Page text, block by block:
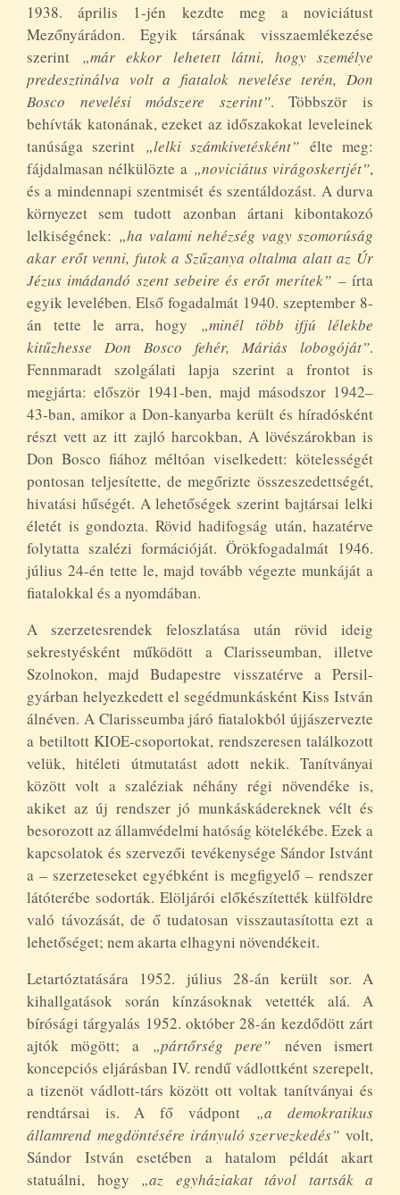
1938. április 1-jén kezdte meg a noviciátust
Mezőnyárádon. Egyik társának visszaemlékezése
szerint „már ekkor lehetett látni, hogy személye
predesztinálva volt a fiatalok nevelése terén, Don
Bosco nevelési módszere szerint”. Többször is
behívták katonának, ezeket az időszakokat leveleinek
tanúsága szerint „lelki számkivetésként” élte meg:
fájdalmasan nélkülözte a „noviciátus virágoskertjét”,
és a mindennapi szentmisét és szentáldozást. A durva
környezet sem tudott azonban ártani kibontakozó
lelkiségének: „ha valami nehézség vagy szomorúság
akar erőt venni, futok a Szűzanya oltalma alatt az Úr
Jézus imádandó szent sebeire és erőt merítek”– írta
egyik levelében. Első fogadalmát 1940. szeptember 8-
án tette le arra, hogy „minél több ifjú lélekbe
kitűzhesse Don Bosco fehér, Máriás lobogóját”.
Fennmaradt szolgálati lapja szerint a frontot is
megjárta: először 1941-ben, majd másodszor 1942–
43-ban, amikor a Don-kanyarba került és híradósként
részt vett az itt zajló harcokban, A lövészárokban is
Don Bosco fiához méltóan viselkedett: kötelességét
pontosan teljesítette, de megőrizte összeszedettségét,
hivatási hűségét. A lehetőségek szerint bajtársai lelki
életét is gondozta. Rövid hadifogság után, hazatérve
folytatta szalézi formációját. Örökfogadalmát 1946.
július 24-én tette le, majd tovább végezte munkáját a
fiatalokkal és a nyomdában.
A szerzetesrendek feloszlatása után rövid ideig
sekrestyésként működött a Clarisseumban, illetve
Szolnokon, majd Budapestre visszatérve a Persil-
gyárban helyezkedett el segédmunkásként Kiss István
álnéven. A Clarisseumba járó fiatalokból újjászervezte
a betiltott KIOE-csoportokat, rendszeresen találkozott
velük, hitéleti útmutatást adott nekik. Tanítványai
között volt a szaléziak néhány régi növendéke is,
akiket az új rendszer jó munkáskádereknek vélt és
besorozott az államvédelmi hatóság kötelékébe. Ezek a
kapcsolatok és szervezői tevékenysége Sándor Istvánt
a – szerzeteseket egyébként is megfigyelő – rendszer
látóterébe sodorták. Elöljárói előkészítették külföldre
való távozását, de ő tudatosan visszautasította ezt a
lehetőséget; nem akarta elhagyni növendékeit.
Letartóztatására 1952. július 28-án került sor. A
kihallgatások során kínzásoknak vetették alá. A
bírósági tárgyalás 1952. október 28-án kezdődött zárt
ajtók mögött; a „pártőrség pere” néven ismert
koncepciós eljárásban IV. rendű vádlottként szerepelt,
a tizenöt vádlott-társ között ott voltak tanítványai és
rendtársai is. A fő vádpont „a demokratikus
államrend megdöntésére irányuló szervezkedés”volt,
Sándor István esetében a hatalom példát akart
statuálni, hogy „az egyháziakat távol tartsák a